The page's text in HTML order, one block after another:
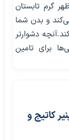
گرم تابستان
و بدن شما
دشوارتر
برای تامین
/ از پنیر کاتیج و